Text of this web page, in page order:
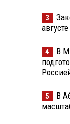
3
августе
4
В
5
В